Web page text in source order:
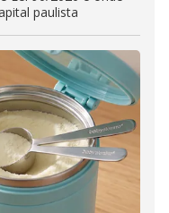
paulista